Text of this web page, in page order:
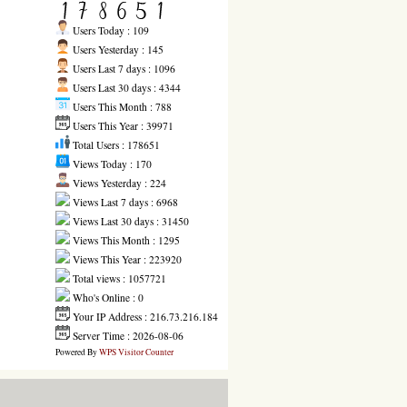
Users Today : 109
Users Yesterday : 145
Users Last 7 days : 1096
Users Last 30 days : 4344
Users This Month : 788
Users This Year : 39971
Total Users : 178651
Views Today : 170
Views Yesterday : 224
Views Last 7 days : 6968
Views Last 30 days : 31450
Views This Month : 1295
Views This Year : 223920
Total views : 1057721
Who's Online : 0
Your IP Address : 216.73.216.184
Server Time : 2026-08-06
Powered ByWPS Visitor Counter